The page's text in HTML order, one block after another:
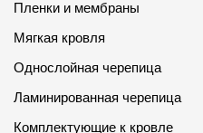
Пленки и мембраны
Мягкая кровля
Однослойная черепица
Ламинированная черепица
Комплектующие к кровле